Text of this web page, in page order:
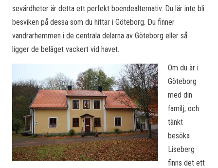
sevärdheter är detta ett perfekt boendealternativ. Du lär inte bli
besviken på dessa som du hittar i Göteborg. Du finner
vandrarhemmen i de centrala delarna av Göteborg eller så
ligger de beläget vackert vid havet.
Om du är i
Göteborg
med din
familj, och
tänkt
besöka
Liseberg
finns det ett